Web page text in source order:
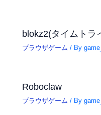
blokz2(タイムトラ
ブラウザゲーム / By
Roboclaw
ブラウザゲーム / By